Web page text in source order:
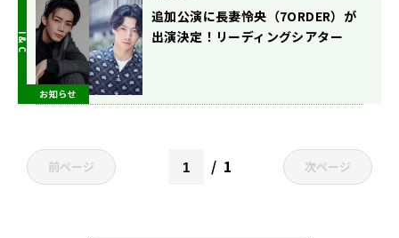
お知らせ
追加公演に長妻怜央（7ORDER）が
出演決定！リーディングシアター
前ページ 1 次ページ